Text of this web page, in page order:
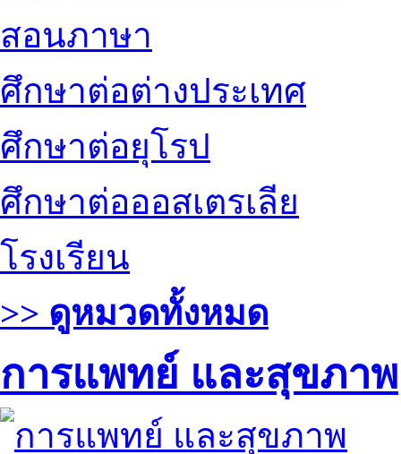
สอนภาษา
ศึกษาต่อต่างประเทศ
ศึกษาต่อยุโรป
ศึกษาต่อออสเตรเลีย
โรงเรียน
>> ดูหมวดทั้งหมด
การแพทย์ และสุขภาพ